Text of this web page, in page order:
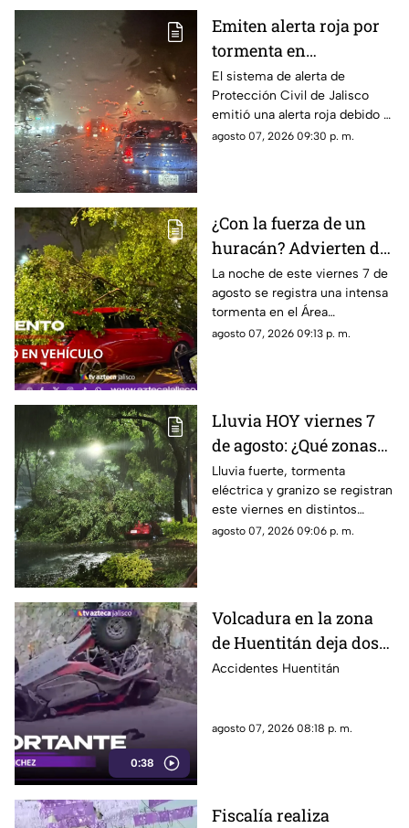
Emiten alerta roja por
tormenta en
Guadalajara; advierten
de caída de árboles e
inundaciones
El sistema de alerta de
Protección Civil de Jalisco
emitió una alerta roja debido a
la fuerte tormenta que se
agosto 07, 2026 09:30 p. m.
¿Con la fuerza de un
huracán? Advierten de
FUERTES RACHAS DE
VIENTO superiores a
los 60 km/h durante
lluvia en Guadalajara
La noche de este viernes 7 de
agosto se registra una intensa
tormenta en el Área
Metropolitana de Guadalajara,
agosto 07, 2026 09:13 p. m.
Lluvia HOY viernes 7
de agosto: ¿Qué zonas
de Guadalajara están
afectadas?
Lluvia fuerte, tormenta
eléctrica y granizo se registran
este viernes en distintos
puntos de Guadalajara y
agosto 07, 2026 09:06 p. m.
0:38
Volcadura en la zona
de Huentitán deja dos
personas heridas
Accidentes Huentitán
agosto 07, 2026 08:18 p. m.
Fiscalía realiza